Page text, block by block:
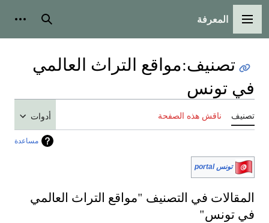
القائمة الرئيسية
المعرفة بحث
تصنيف:مواقع التراث العالمي
في تونس
تصنيف ناقش هذه الصفحة أدوات
مساعدة
تونس portal
المقالات في التصنيف "مواقع التراث العالمي
في تونس"